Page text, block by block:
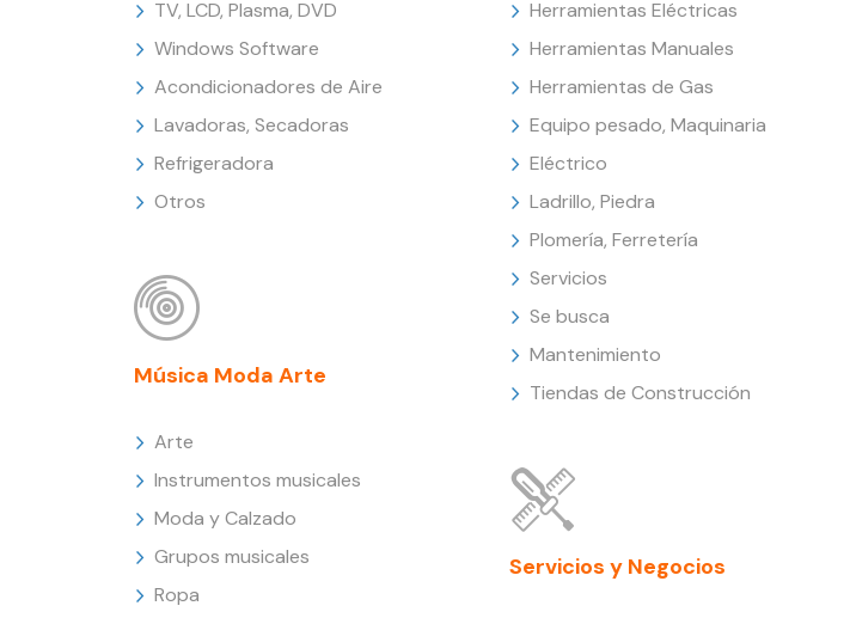
TV, LCD, Plasma, DVD
Windows Software
Acondicionadores de Aire
Lavadoras, Secadoras
Refrigeradora
Otros
Música Moda Arte
Arte
Instrumentos musicales
Moda y Calzado
Grupos musicales
Ropa
Herramientas Eléctricas
Herramientas Manuales
Herramientas de Gas
Equipo pesado, Maquinaria
Eléctrico
Ladrillo, Piedra
Plomería, Ferretería
Servicios
Se busca
Mantenimiento
Tiendas de Construcción
Servicios y Negocios